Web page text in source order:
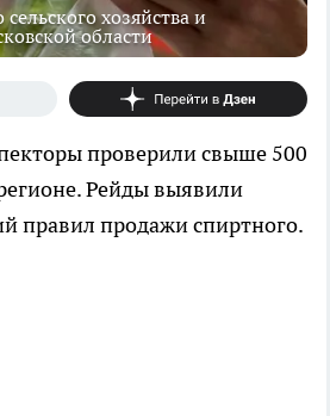
хозяйства и
области
проверили свыше 500
Рейды выявили
правил продажи спиртного.